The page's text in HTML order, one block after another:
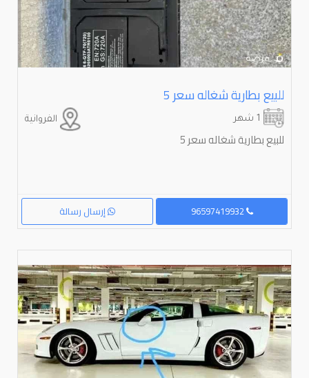
للبيع بطارية شغاله سعر ⁦⁦5⁩⁩
الفروانية
للبيع بطارية شغاله سعر ⁦⁦5⁩⁩
إرسال رسالة 96597419932